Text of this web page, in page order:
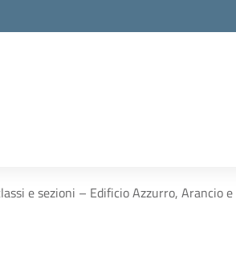
e sezioni – Edificio Azzurro, Arancio e